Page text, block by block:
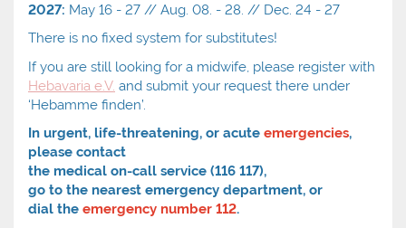
2027: May 16 - 27 // Aug. 08. - 28. // Dec. 24 - 27
There is no fixed system for substitutes!
If you are still looking for a midwife, please register with
Hebavaria e.V. and submit your request there under
‘Hebamme finden’.
In urgent, life-threatening, or acute emergencies,
please contact
the medical on-call service (116 117),
go to the nearest emergency department, or
dial the emergency number 112.